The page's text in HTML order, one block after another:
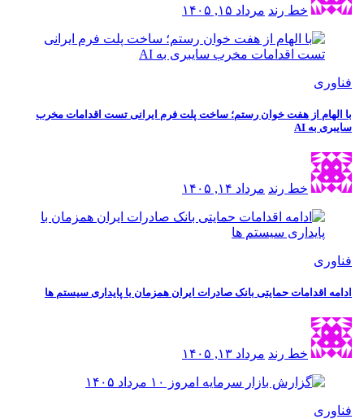
خط رند مرداد ۱۵, ۱۴۰۵
فناوری
با الهام از هفت خوان رستم؛ ساخت پلت فرم ایرانی تست اقدامات مخرب
سایبری به AI
خط رند مرداد ۱۴, ۱۴۰۵
فناوری
ادامه اقدامات حمایتی بانک صادرات ایران همزمان با پایداری سیستم ها
خط رند مرداد ۱۳, ۱۴۰۵
فناوری